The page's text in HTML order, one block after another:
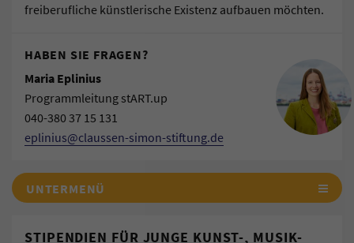
freiberufliche künstlerische Existenz aufbauen möchten.
HABEN SIE FRAGEN?
Maria Eplinius
Programmleitung stART.up
040-380 37 15 131
eplinius@claussen-simon-stiftung.de
UNTERMENÜ
STIPENDIEN FÜR JUNGE KUNST-, MUSIK-